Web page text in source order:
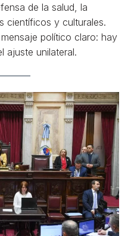
de la salud, la
científicos y culturales.
político claro: hay
ajuste unilateral.